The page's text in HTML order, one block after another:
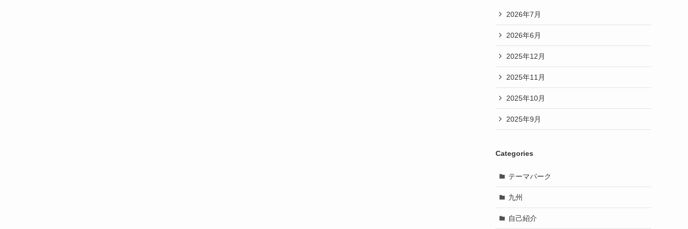
2026年7月
2026年6月
2025年12月
2025年11月
2025年10月
2025年9月
Categories
テーマパーク
九州
自己紹介